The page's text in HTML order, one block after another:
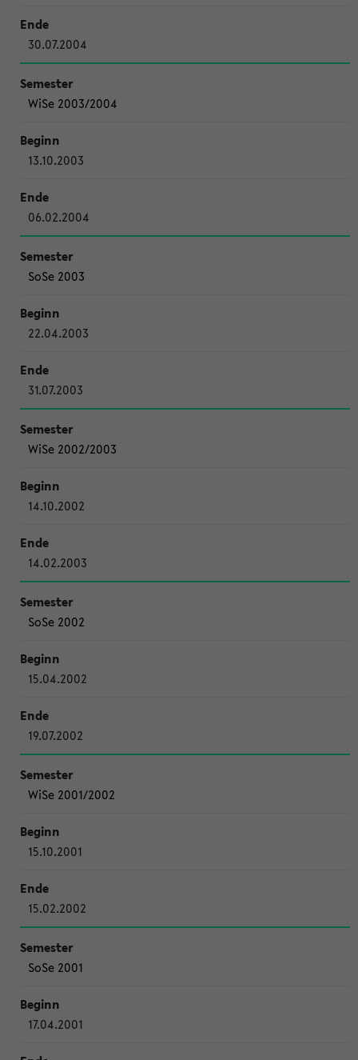
30.07.2004
WiSe 2003/2004
13.10.2003
06.02.2004
SoSe 2003
22.04.2003
31.07.2003
WiSe 2002/2003
14.10.2002
14.02.2003
SoSe 2002
15.04.2002
19.07.2002
WiSe 2001/2002
15.10.2001
15.02.2002
SoSe 2001
17.04.2001